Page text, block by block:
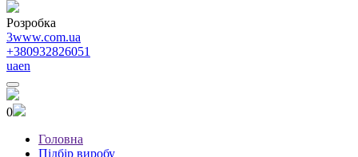
Розробка
3www.com.ua
+380932826051
uaen
0
Головна
Підбір виробу